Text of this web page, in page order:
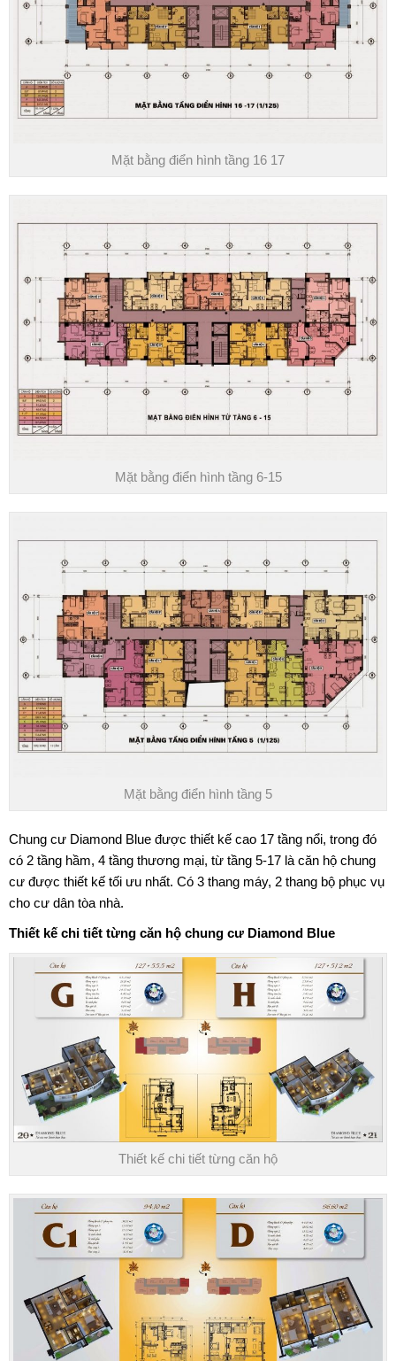
Mặt bằng điển hình tầng 16 17
Mặt bằng điển hình tầng 6-15
Mặt bằng điển hình tầng 5
Chung cư Diamond Blue được thiết kế cao 17 tầng nổi, trong đó
có 2 tầng hầm, 4 tầng thương mại, từ tầng 5-17 là căn hộ chung
cư được thiết kế tối ưu nhất. Có 3 thang máy, 2 thang bộ phục vụ
cho cư dân tòa nhà.
Thiết kế chi tiết từng căn hộ chung cư Diamond Blue
Thiết kế chi tiết từng căn hộ